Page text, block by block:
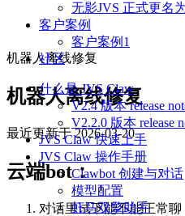
无影JVS 正式更名
客户案例
客户案例1
社区
什么是 JVS Claw
V2.4 版本 release
V2.2.0 版本 release
JVS Claw 快速上手
JVS Claw 操作手册
Clawbot 创建与对话
模型配置
虾马双擎助手
机器人离线修复
机器人离线修复
最近更新于2026-03-20
云端bot：
对话里试下能不能正常